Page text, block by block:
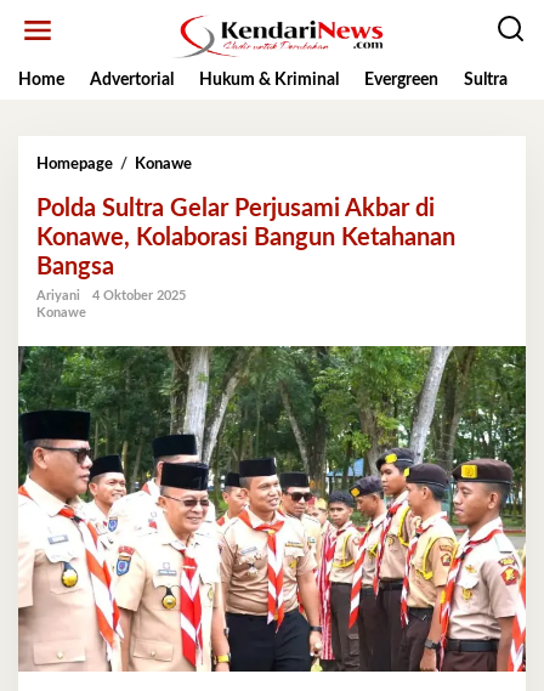
Home
Advertorial Hukum & Kriminal Evergreen Sultra
Homepage / KonawePolda
Gelar
Perjusami
Akbar
Ketahanan
Bangsa
Polda Sultra Gelar Perjusami Akbar di
Konawe, Kolaborasi Bangun Ketahanan
Bangsa
Ariyani
4 Oktober 2025
Konawe